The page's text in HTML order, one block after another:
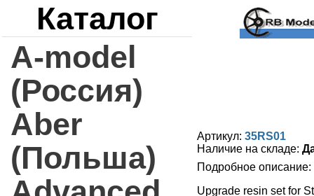
Каталог
A-model
(Россия)
Aber
(Польша)
Артикул: 35RS01
Наличие на складе:
Подробное описание:
Upgrade resin set for